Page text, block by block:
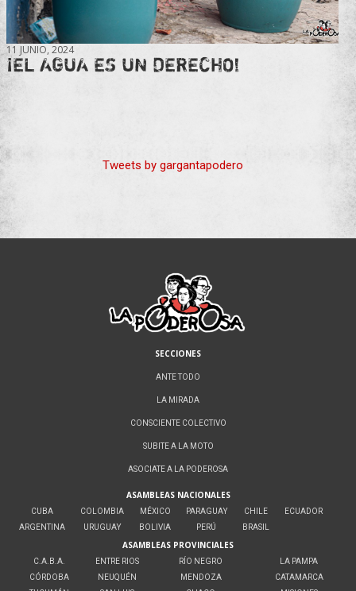
11 JUNIO, 2024
¡EL AGUA ES UN DERECHO!
Tweets by gargantapodero
SECCIONES
ANTE TODO
LA MIRADA
CONSCIENTE COLECTIVO
SUBITE A LA MOTO
ASOCIATE A LA PODEROSA
ASAMBLEAS NACIONALES
CUBA
ARGENTINA
COLOMBIA
URUGUAY
MÉXICO
BOLIVIA
PARAGUAY
PERÚ
CHILE
BRASIL
ECUADOR
ASAMBLEAS PROVINCIALES
C.A.B.A.
CÓRDOBA
ENTRE RIOS
NEUQUÉN
RÍO NEGRO
MENDOZA
LA PAMPA
CATAMARCA